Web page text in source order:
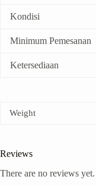
Kondisi
Minimum Pemesanan
Ketersediaan
Weight
Reviews
There are no reviews yet.